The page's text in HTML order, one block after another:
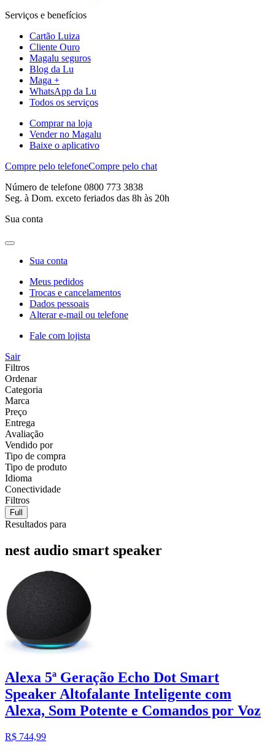
Serviços e benefícios
Cartão Luiza
Cliente Ouro
Magalu seguros
Blog da Lu
Maga +
WhatsApp da Lu
Todos os serviços
Comprar na loja
Vender no Magalu
Baixe o aplicativo
Compre pelo telefoneCompre pelo chat
Número de telefone 0800 773 3838
Seg. à Dom. exceto feriados das 8h às 20h
Sua conta
Sua conta
Meus pedidos
Trocas e cancelamentos
Dados pessoais
Alterar e-mail ou telefone
Fale com lojista
Sair
Filtros
Ordenar
Categoria
Marca
Preço
Entrega
Avaliação
Vendido por
Tipo de compra
Tipo de produto
Idioma
Conectividade
Filtros
Full
Resultados para
nest audio smart speaker
Alexa 5ª Geração Echo Dot Smart
Speaker Altofalante Inteligente com
Alexa, Som Potente e Comandos por Voz
R$ 744,99